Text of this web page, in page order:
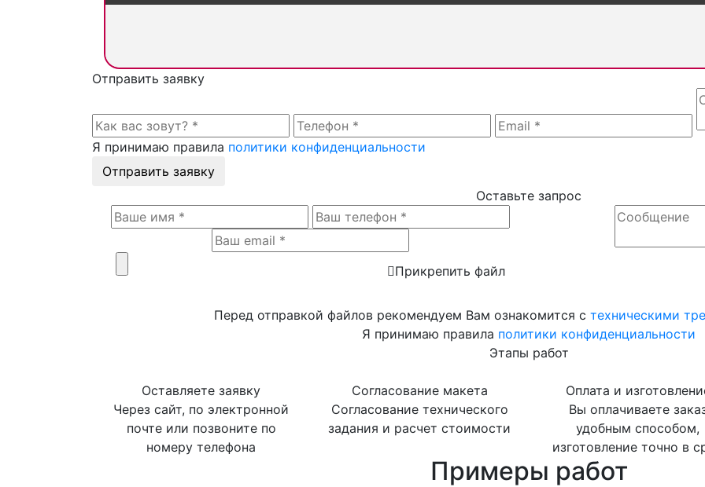
Отправить заявку
Я принимаю правила политики конфиденциальности
Отправить заявку
Оставьте запрос
Прикрепить файл
Перед отправкой файлов рекомендуем Вам ознакомится с техническими
Я принимаю правила политики конфиденциальности
Этапы работ
Оставляете заявку
Через сайт, по электронной
почте или позвоните по
номеру телефона
Согласование макета
Согласование технического
задания и расчет стоимости
Оплата и
Вы оплачиваете
удобным способом,
изготовление точно в
Примеры работ